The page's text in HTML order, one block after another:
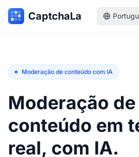
CaptchaLa
Moderação de conteúdo com IA
Moderação de
conteúdo em
real, com IA.